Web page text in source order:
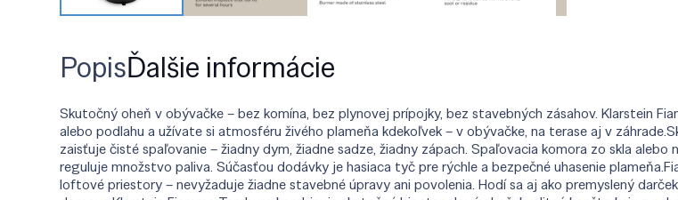
PopisĎalšie informácie
Skutočný oheň v obývačke – bez komína, bez plynovej prípojky, bez stavebných zásahov. Klarstein
alebo podlahu a užívate si atmosféru živého plameňa kdekoľvek – v obývačke, na terase aj v
zaisťuje čisté spaľovanie – žiadny dym, žiadne sadze, žiadny zápach. Spaľovacia komora zo skla
reguluje množstvo paliva. Súčasťou dodávky je hasiaca tyč pre rýchle a bezpečné uhasenie
loftové priestory – nevyžaduje žiadne stavebné úpravy ani povolenia. Hodí sa aj ako premyslený